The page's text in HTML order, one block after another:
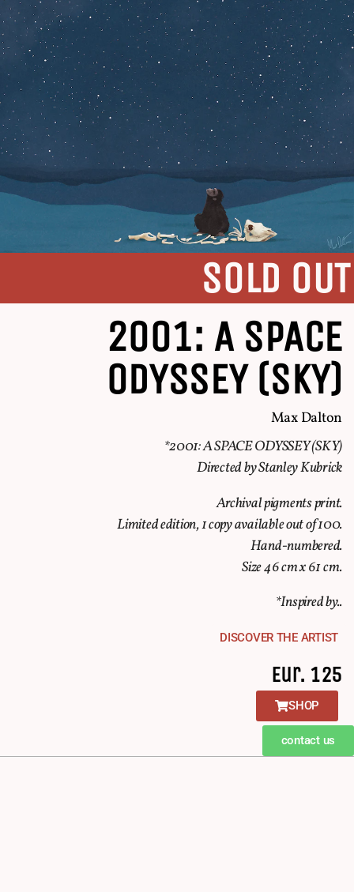
SOLD OUT
2001: A SPACE
ODYSSEY (SKY)
Max Dalton
*2001: A SPACE ODYSSEY (SKY)
Directed by Stanley Kubrick
Archival pigments print.
Limited edition, 1 copy available out of 100.
Hand-numbered.
Size 46 cm x 61 cm.
*Inspired by..
DISCOVER THE ARTIST
Eur. 125
SHOP
contact us